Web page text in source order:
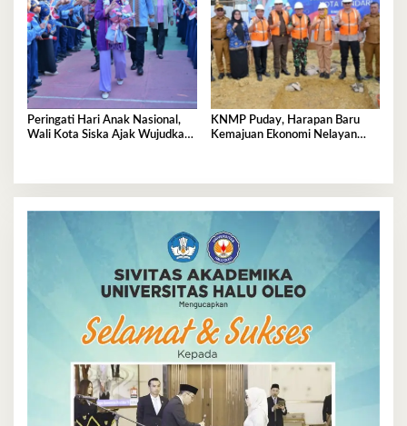
Peringati Hari Anak Nasional,
Wali Kota Siska Ajak Wujudkan
KNMP Puday, Harapan Baru
Kemajuan Ekonomi Nelayan